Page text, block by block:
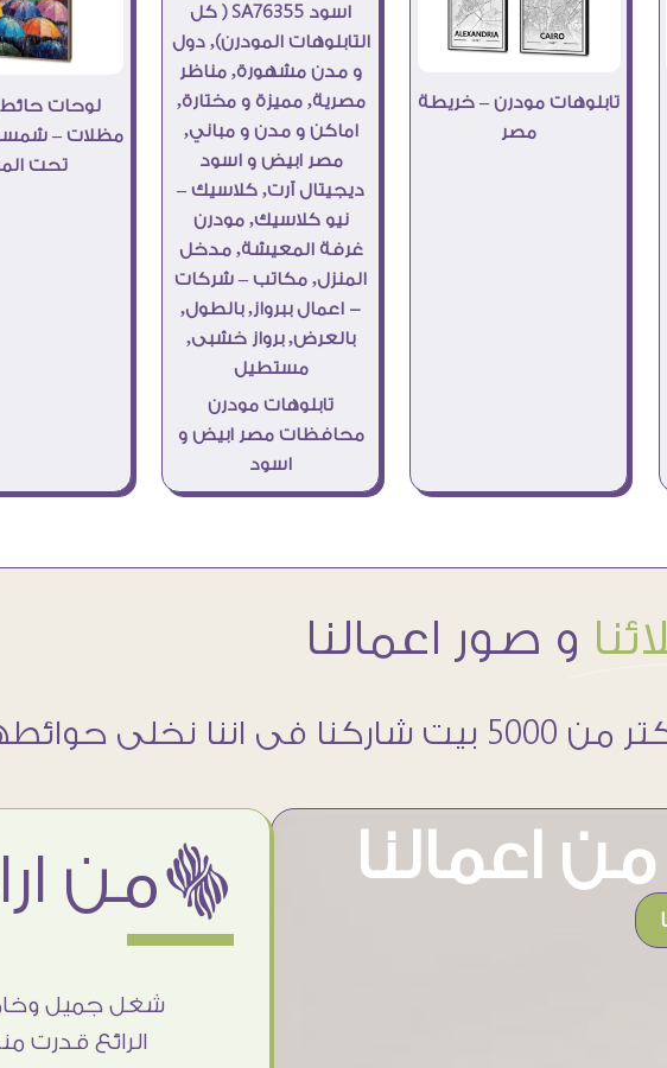
تابلوهات مودرن – خريطة
مصر
تابلوهات مودرن
محافظات مصر ابيض و
اسود
لوحات
مظلات –
تحت
و صور اعمالنا
بيت شاركنا فى اننا نخلى حوائطهم اجمل
اعمالنا ëمن اراء عملائنا
شغل جميل
الرائع قدرت